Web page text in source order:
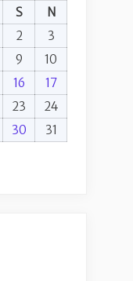
S
N
2
3
9
10
16
17
23
24
30 31